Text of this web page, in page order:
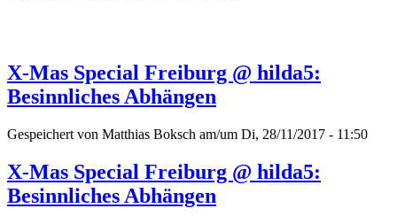
X-Mas Special Freiburg @ hilda5:
Besinnliches Abhängen
Gespeichert von Matthias Boksch am/um Di, 28/11/2017 - 11:50
X-Mas Special Freiburg @ hilda5:
Besinnliches Abhängen